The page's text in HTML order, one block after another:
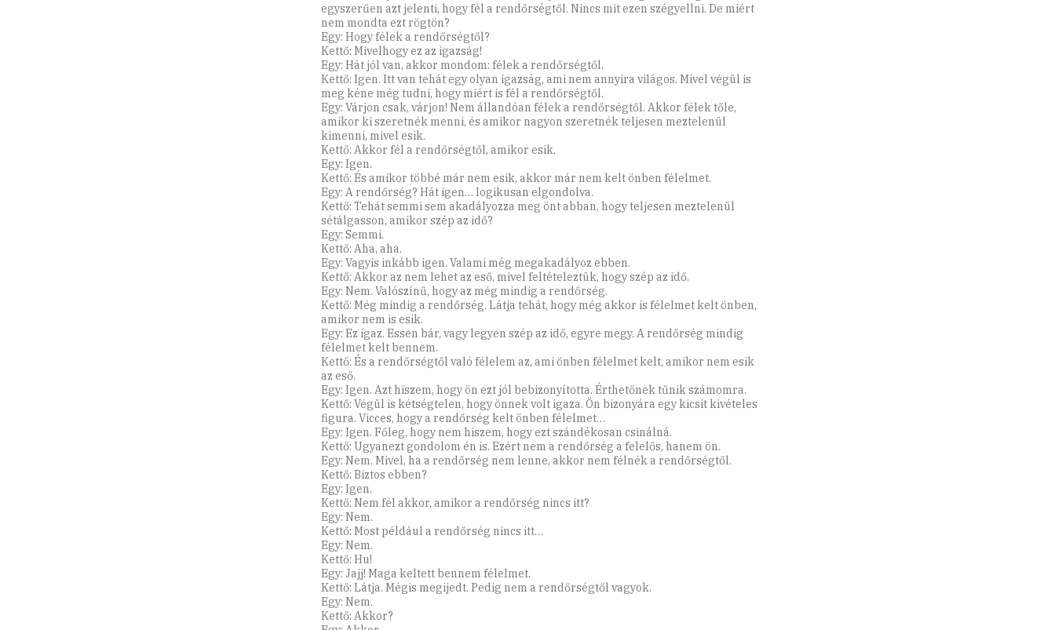
egyszerűen azt jelenti, hogy fél a rendőrségtől. Nincs mit ezen szégyellni. De miért
nem mondta ezt rögtön?
Egy: Hogy félek a rendőrségtől?
Kettő: Mivelhogy ez az igazság!
Egy: Hát jól van, akkor mondom: félek a rendőrségtől.
Kettő: Igen. Itt van tehát egy olyan igazság, ami nem annyira világos. Mivel végül is
meg kéne még tudni, hogy miért is fél a rendőrségtől.
Egy: Várjon csak, várjon! Nem állandóan félek a rendőrségtől. Akkor félek tőle,
amikor ki szeretnék menni, és amikor nagyon szeretnék teljesen meztelenül
kimenni, mivel esik.
Kettő: Akkor fél a rendőrségtől, amikor esik.
Egy: Igen.
Kettő: És amikor többé már nem esik, akkor már nem kelt önben félelmet.
Egy: A rendőrség? Hát igen… logikusan elgondolva.
Kettő: Tehát semmi sem akadályozza meg önt abban, hogy teljesen meztelenül
sétálgasson, amikor szép az idő?
Egy: Semmi.
Kettő: Aha, aha.
Egy: Vagyis inkább igen. Valami még megakadályoz ebben.
Kettő: Akkor az nem lehet az eső, mivel feltételeztük, hogy szép az idő.
Egy: Nem. Valószínű, hogy az még mindig a rendőrség.
Kettő: Még mindig a rendőrség. Látja tehát, hogy még akkor is félelmet kelt önben,
amikor nem is esik.
Egy: Ez igaz. Essen bár, vagy legyen szép az idő, egyre megy. A rendőrség mindig
félelmet kelt bennem.
Kettő: És a rendőrségtől való félelem az, ami önben félelmet kelt, amikor nem esik
az eső.
Egy: Igen. Azt hiszem, hogy ön ezt jól bebizonyította. Érthetőnek tűnik számomra.
Kettő: Végül is kétségtelen, hogy önnek volt igaza. Ön bizonyára egy kicsit kivételes
figura. Vicces, hogy a rendőrség kelt önben félelmet…
Egy: Igen. Főleg, hogy nem hiszem, hogy ezt szándékosan csinálná.
Kettő: Ugyanezt gondolom én is. Ezért nem a rendőrség a felelős, hanem ön.
Egy: Nem. Mivel, ha a rendőrség nem lenne, akkor nem félnék a rendőrségtől.
Kettő: Biztos ebben?
Egy: Igen.
Kettő: Nem fél akkor, amikor a rendőrség nincs itt?
Egy: Nem.
Kettő: Most például a rendőrség nincs itt…
Egy: Nem.
Kettő: Hu!
Egy: Jajj! Maga keltett bennem félelmet.
Kettő: Látja. Mégis megijedt. Pedig nem a rendőrségtől vagyok.
Egy: Nem.
Kettő: Akkor?